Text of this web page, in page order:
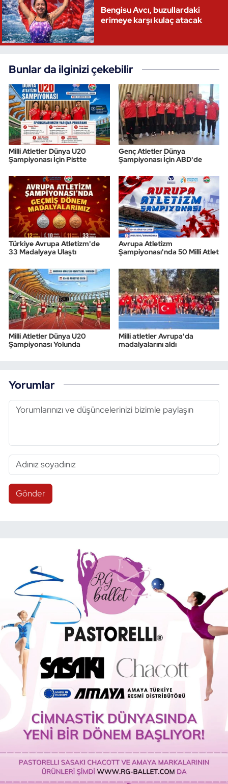
Bengisu Avcı, buzullardaki
erimeye karşı kulaç atacak
Bunlar da ilginizi çekebilir
Milli Atletler Dünya U20
Şampiyonası İçin Pistte
Genç Atletler Dünya
Şampiyonası İçin ABD'de
Türkiye Avrupa Atletizm'de
33 Madalyaya Ulaştı
Avrupa Atletizm
Şampiyonası'nda 50 Milli Atlet
Milli Atletler Dünya U20
Şampiyonası Yolunda
Milli atletler Avrupa'da
madalyalarını aldı
Yorumlar
Gönder